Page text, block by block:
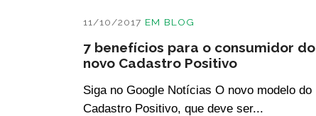
11/10/2017 EM BLOG
7 benefícios para o consumidor do
novo Cadastro Positivo
Siga no Google Notícias O novo modelo do
Cadastro Positivo, que deve ser...